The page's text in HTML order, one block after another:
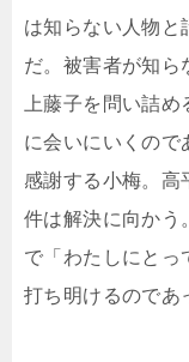
は知らない人物と
だ。被害者が知ら
上藤子を問い詰
に会いにいくので
感謝する小梅。高
件は解決に向かう
で「わたしにとっ
打ち明けるのであ